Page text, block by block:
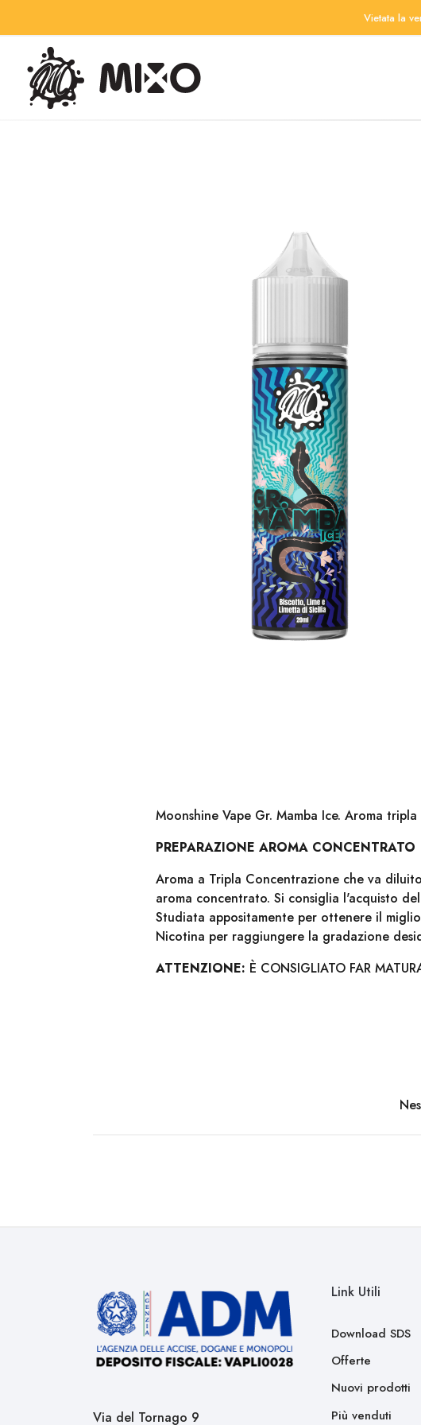
Vietata la
Moonshine Vape Gr. Mamba Ice. Aroma
PREPARAZIONE AROMA CONCENTRATO
Aroma a Tripla Concentrazione che va
aroma concentrato. Si consiglia l'acquisto
Studiata appositamente per ottenere il
Nicotina per raggiungere la gradazione
ATTENZIONE: È CONSIGLIATO FAR
Via del Tornago 9
Link Utili
Download SDS
Offerte
Nuovi prodotti
Più venduti